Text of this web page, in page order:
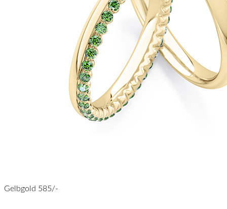
Gelbgold 585/-